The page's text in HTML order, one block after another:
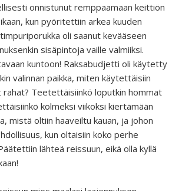
onnistunut remppaamaan keittiön
kun pyöritettiin arkea kuuden
oli saanut kevääseen
sisäpintoja vaille valmiiksi.
kuntoon! Raksabudjetti oli käytetty
valinnan paikka, miten käytettäisiin
Teetettäisiinkö loputkin hommat
kolmeksi viikoksi kiertämään
mistä oltiin haaveiltu kauan, ja johon
kun oltaisiin koko perhe
lähteä reissuun, eikä olla kyllä